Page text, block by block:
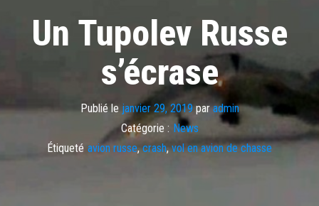
Un Tupolev Russe
s’écrase
Publié le janvier 29, 2019paradmin
Catégorie : News
Étiqueté avion russe, crash,vol en avion de chasse